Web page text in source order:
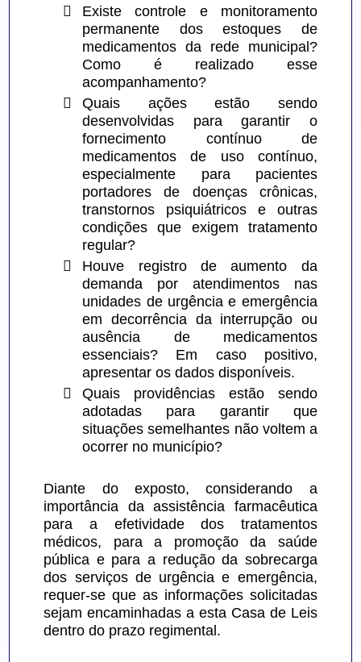

Existe controle e monitoramento
permanente dos estoques de
medicamentos da rede municipal?
Como é realizado esse
acompanhamento?

Quais ações estão sendo
desenvolvidas para garantir o
fornecimento contínuo de
medicamentos de uso contínuo,
especialmente para pacientes
portadores de doenças crônicas,
transtornos psiquiátricos e outras
condições que exigem tratamento
regular?

Houve registro de aumento da
demanda por atendimentos nas
unidades de urgência e emergência
em decorrência da interrupção ou
ausência de medicamentos
essenciais? Em caso positivo,
apresentar os dados disponíveis.

Quais providências estão sendo
adotadas para garantir que
situações semelhantes não voltem a
ocorrer no município?
Diante do exposto, considerando a
importância da assistência farmacêutica
para a efetividade dos tratamentos
médicos, para a promoção da saúde
pública e para a redução da sobrecarga
dos serviços de urgência e emergência,
requer-se que as informações solicitadas
sejam encaminhadas a esta Casa de Leis
dentro do prazo regimental.